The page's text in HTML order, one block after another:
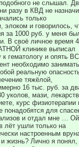
не слышал.
разу в КВД не
только
элоком и говорилось,
за 1000 руб. у меня
В своё личное время
клинике выписал
к гематологу и опять
необходимо
реальную
тяжёлой,
16 тыс. руб. за
уколов, мази,
курс физиотерапии
понадобятся для
и отдал мне … Ой
лёт ушли только на
настроенным
жизнь? Лично я понял,